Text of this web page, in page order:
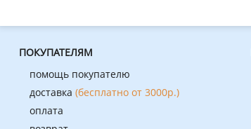
ПОКУПАТЕЛЯМ
помощь покупателю
доставка (бесплатно от 3000р.)
оплата